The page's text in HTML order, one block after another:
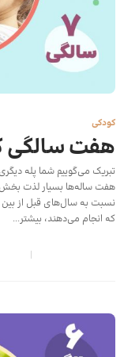
کودکی
هفت سالگی
تبریک می‌گوییم شما پله دیگری
هفت ساله‌ها بسیار لذت بخش
نسبت به سال‌های قبل از بین
که انجام می‌دهند، بیشتر...